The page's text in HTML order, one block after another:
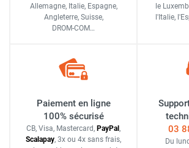
Allemagne, Italie, Espagne,
Angleterre, Suisse,
DROM-COM…
le
l'Italie,
Paiement en ligne
100% sécurisé
CB, Visa, Mastercard, PayPal ,
Scalapay, 3x ou 4x sans frais,
03
Du